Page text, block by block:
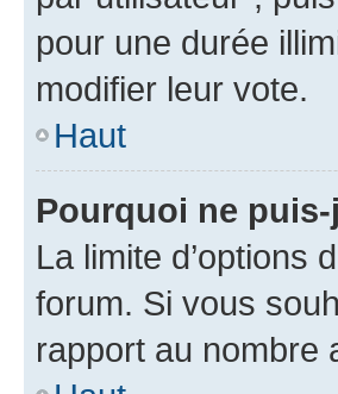
pour une durée
modifier leur vote.
Haut
Pourquoi ne
La limite d’options
forum. Si vous
rapport au nombre